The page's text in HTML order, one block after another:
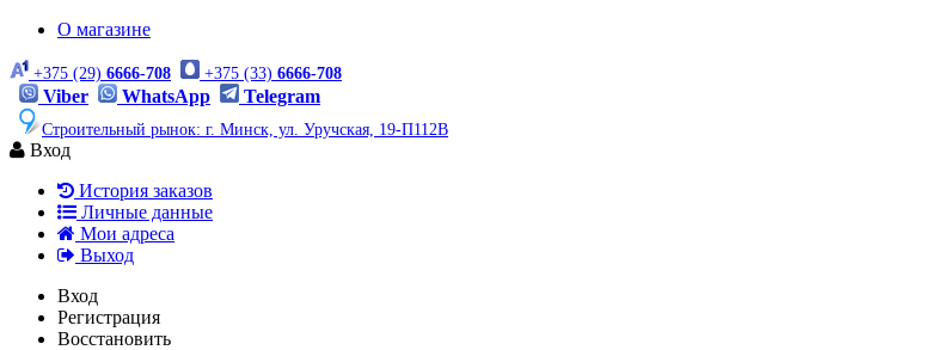
О магазине
+375 (29) 6666-708 +375 (33) 6666-708
Viber WhatsApp Telegram
Строительный рынок: г. Минск, ул. Уручская, 19-П112В
Вход
История заказов
Личные данные
Мои адреса
Выход
Вход
Регистрация
Восстановить